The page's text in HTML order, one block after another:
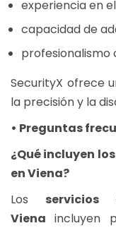
experiencia en
capacidad de
profesionalismo
SecurityX ofrece
la precisión y la
• Preguntas
¿Qué incluyen
en Viena?
Los
Viena incluyen